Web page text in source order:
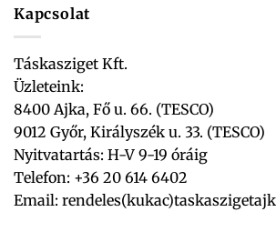
Kapcsolat
Táskasziget Kft.
Üzleteink:
8400 Ajka, Fő u. 66. (TESCO)
9012 Győr, Királyszék u. 33. (TESCO)
Nyitvatartás: H-V 9-19 óráig
Telefon: +36 20 614 6402
Email: